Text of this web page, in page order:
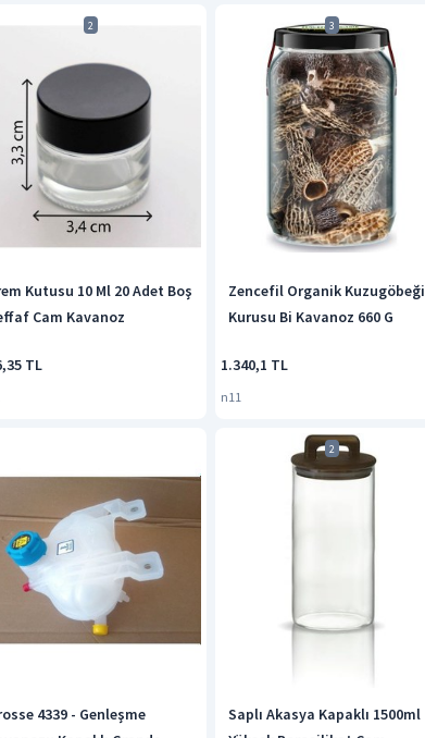
2
Kutusu 10 Ml 20 Adet Boş
Cam Kavanoz
TL
3
Zencefil Organik Kuzugöbeği
Kurusu Bi Kavanoz 660 G
1.340,1 TL
n11
4339 - Genleşme
2
Saplı Akasya Kapaklı 1500ml